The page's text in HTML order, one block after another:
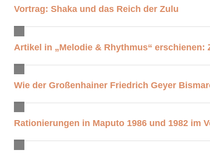
Vortrag: Shaka und das Reich der Zulu
Artikel in „Melodie & Rhythmus“
Wie der Großenhainer Friedrich Geyer
Rationierungen in Maputo 1986 und 1982 im